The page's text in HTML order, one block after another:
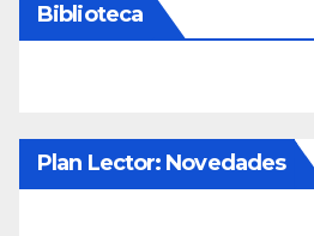
Biblioteca
Plan Lector: Novedades